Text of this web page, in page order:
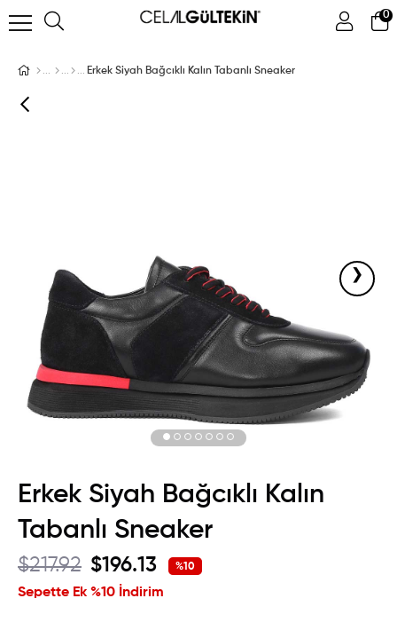
0
ÜYE GIRIŞI ÜYE OL Facebook İle Bağlan
Erkek Siyah Bağcıklı Kalın Tabanlı Sneaker
›
Erkek Siyah Bağcıklı Kalın
Tabanlı Sneaker
$217.92 $196.13
Sepette Ek %10 İndirim
%10